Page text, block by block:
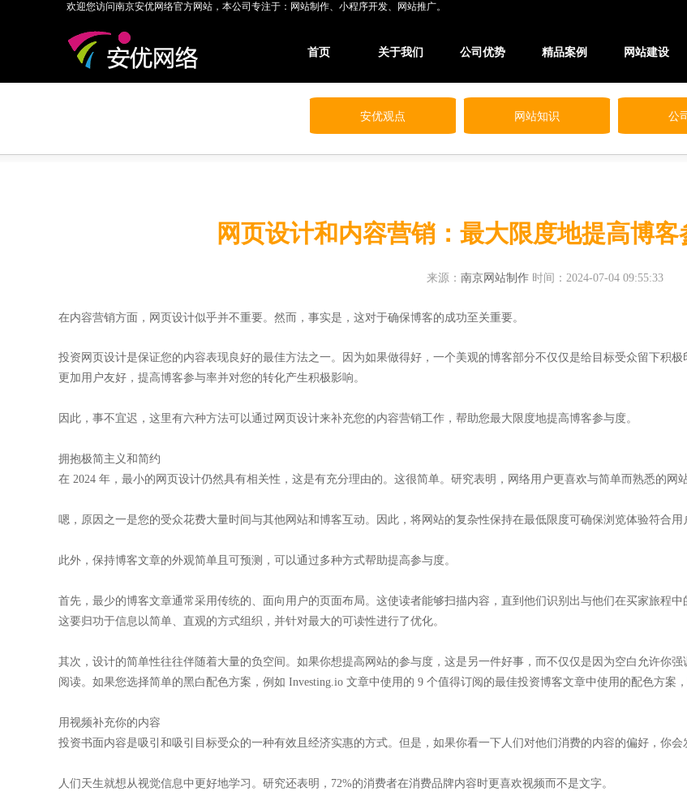
欢迎您访问南京安优网络官方网站，本公司专注于：网站制作、小程序开发、网站推广。
首页 关于我们 公司优势 精品案例 网站建设
安优观点 网站知识 公
网页设计和内容营销：最大限度地提高博
来源： 南京网站制作 时间：2024-07-04 09:55:33
在内容营销方面，网页设计似乎并不重要。然而，事实是，这对于确保博客的成功至关重要。
投资网页设计是保证您的内容表现良好的最佳方法之一。因为如果做得好，一个美观的博客部分不仅仅是给目标受众留下积
更加用户友好，提高博客参与率并对您的转化产生积极影响。
因此，事不宜迟，这里有六种方法可以通过网页设计来补充您的内容营销工作，帮助您最大限度地提高博客参与度。
拥抱极简主义和简约
在 2024 年，最小的网页设计仍然具有相关性，这是有充分理由的。这很简单。研究表明，网络用户更喜欢与简单而熟悉的网
嗯，原因之一是您的受众花费大量时间与其他网站和博客互动。因此，将网站的复杂性保持在最低限度可确保浏览体验符合用
此外，保持博客文章的外观简单且可预测，可以通过多种方式帮助提高参与度。
首先，最少的博客文章通常采用传统的、面向用户的页面布局。这使读者能够扫描内容，直到他们识别出与他们在买家旅程
这要归功于信息以简单、直观的方式组织，并针对最大的可读性进行了优化。
其次，设计的简单性往往伴随着大量的负空间。如果你想提高网站的参与度，这是另一件好事，而不仅仅是因为空白允许你
阅读。如果您选择简单的黑白配色方案，例如 Investing.io 文章中使用的 9 个值得订阅的最佳投资博客文章中使用的配色方案，
用视频补充你的内容
投资书面内容是吸引和吸引目标受众的一种有效且经济实惠的方式。但是，如果你看一下人们对他们消费的内容的偏好，你
人们天生就想从视觉信息中更好地学习。研究还表明，72%的消费者在消费品牌内容时更喜欢视频而不是文字。